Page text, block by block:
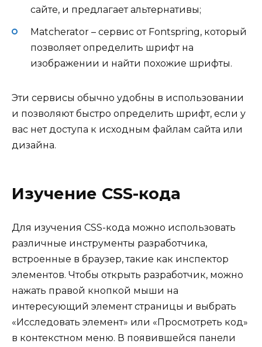
сайте, и предлагает альтернативы;
Matcherator – сервис от Fontspring, который
позволяет определить шрифт на
изображении и найти похожие шрифты.
Эти сервисы обычно удобны в использовании
и позволяют быстро определить шрифт, если у
вас нет доступа к исходным файлам сайта или
дизайна.
Изучение CSS-кода
Для изучения CSS-кода можно использовать
различные инструменты разработчика,
встроенные в браузер, такие как инспектор
элементов. Чтобы открыть разработчик, можно
нажать правой кнопкой мыши на
интересующий элемент страницы и выбрать
«Исследовать элемент» или «Просмотреть код»
в контекстном меню. В появившейся панели